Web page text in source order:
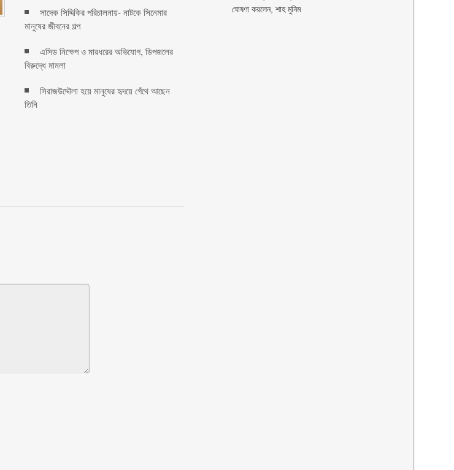
সাদেক সিদ্দিকির পরিচালনায়- নাটকে সিনেমার
মানুষের জীবনের গল্প
এসিড নিক্ষেপ ও মারধরের অভিযোগ, ডিপজলের
বিরুদ্ধে মামলা
সিরাজউদ্দৌলা হয়ে মানুষের হৃদয়ে গেঁথে আছেন
তিনি
ঘোষণা করলেন, শাহ মুনিম